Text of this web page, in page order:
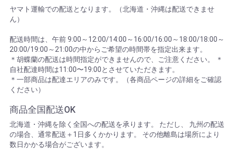
ヤマト運輸での配送となります。（北海道・沖縄は配送できませ
ん）
配送時間は、午前 9:00～12:00/14:00～16:00/16:00～18:00/18:00～
20:00/19:00～21:00の中からご希望の時間帯を指定出来ます。
＊胡蝶蘭の配送は時間指定ができませんので、ご注意ください。 ＊
自社配達時間は11:00〜19:00とさせていただきます。
＊一部商品は配達エリアのみです。（各商品ページの詳細をご確認
ください）
商品全国配送OK
北海道・沖縄を除く全国への配送を承ります。 ただし、 九州の配送
の場合、通常配送＋1日多くかかります。 その他離島は場所により
数日かかる場合がございます。